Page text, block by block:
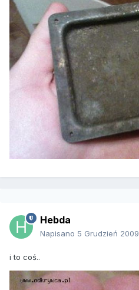
Hebda
Napisano 5 Grudzień 2009
i to coś..